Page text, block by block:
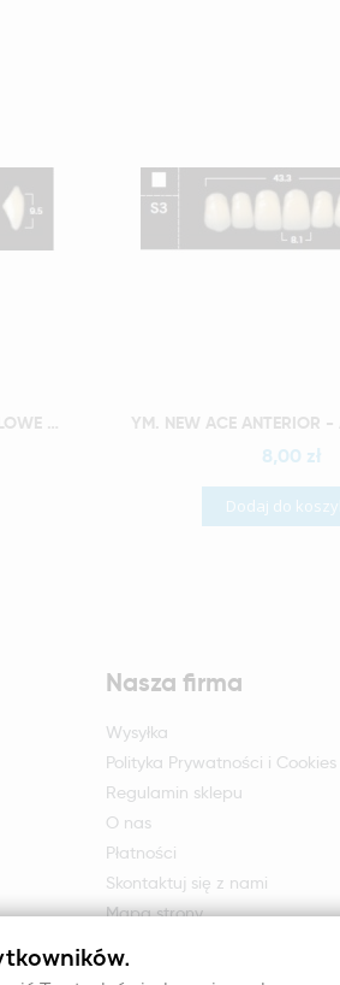
YM. NEW ACE ANTERIOR - AKRYLOWE ZĘBY SZTUCZNE - B1-S2 Szybki
8,00 zł
Dodaj do
Nasza firma
Wysyłka
Polityka Prywatności i Cookies
Regulamin sklepu
O nas
Płatności
Skontaktuj się z nami
Mapa strony